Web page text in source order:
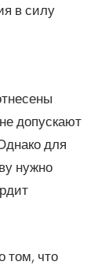
в силу
допускают
для
нужно
том, что